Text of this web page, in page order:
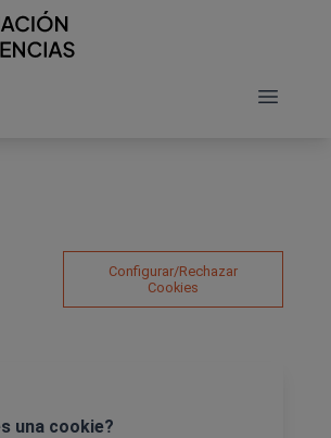
Configurar/Rechazar
Cookies
una cookie?